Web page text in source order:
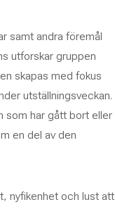
samt andra föremål
utforskar gruppen
skapas med fokus
utställningsveckan.
som har gått bort eller
en del av den
nyfikenhet och lust att